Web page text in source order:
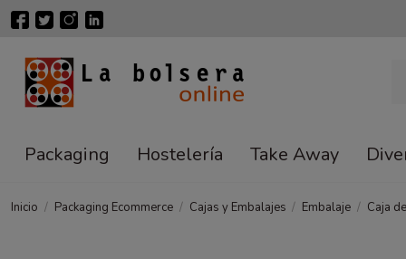
Packaging Hostelería Take Away
Inicio Packaging Ecommerce Cajas y Embalajes Embalaje Caja